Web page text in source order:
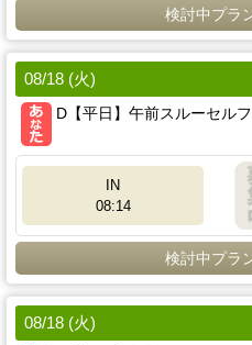
検討中プラ
08/18 (火)
D【平日】午前スルーセル
IN
08:14
検討中プラ
08/18 (火)